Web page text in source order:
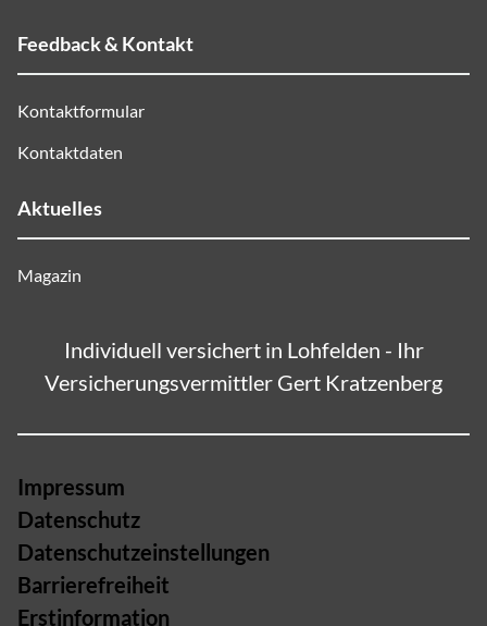
Feedback & Kontakt
Kontaktformular
Kontaktdaten
Aktuelles
Magazin
Individuell versichert in Lohfelden - Ihr
Versicherungsvermittler Gert Kratzenberg
Impressum
Datenschutz
Datenschutzeinstellungen
Barrierefreiheit
Erstinformation